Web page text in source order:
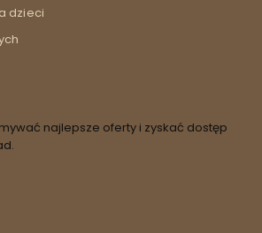
dzieci
najlepsze oferty i zyskać dostęp